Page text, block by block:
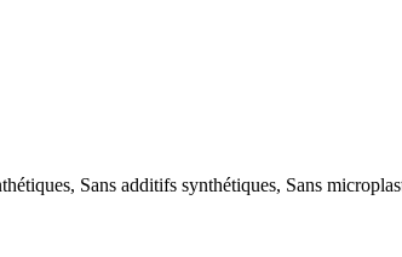
Sans additifs synthétiques, Sans